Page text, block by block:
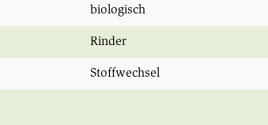
biologisch
Rinder
Stoffwechsel